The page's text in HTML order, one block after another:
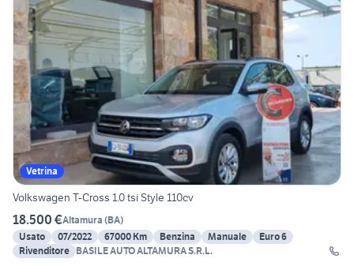
Vetrina
Volkswagen T-Cross 1.0 tsi Style 110cv
18.500 €Altamura (BA)
Usato
07/2022 67000 Km Benzina Manuale
Euro 6
Rivenditore BASILE AUTO ALTAMURA S.R.L.